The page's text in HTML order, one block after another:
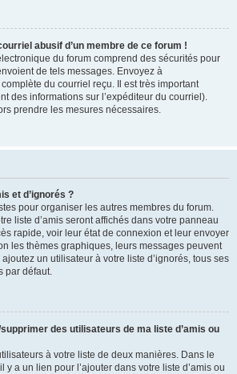
abusif d’un membre de ce forum !
du forum comprend des sécurités pour
de tels messages. Envoyez à
du courriel reçu. Il est très important
des informations sur l’expéditeur du courriel).
prendre les mesures nécessaires.
et d’ignorés ?
pour organiser les autres membres du forum.
liste d’amis seront affichés dans votre panneau
rapide, voir leur état de connexion et leur envoyer
les thèmes graphiques, leurs messages peuvent
un utilisateur à votre liste d’ignorés, tous ses
par défaut.
des utilisateurs de ma liste d’amis ou
à votre liste de deux manières. Dans le
y a un lien pour l’ajouter dans votre liste d’amis ou